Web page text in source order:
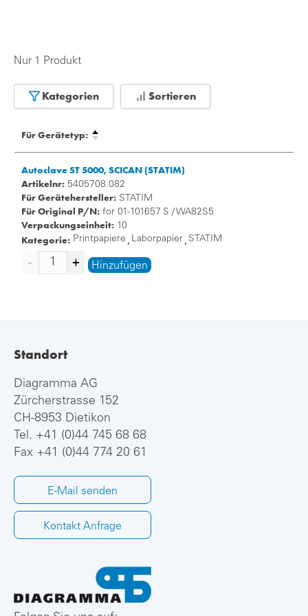
Nur 1 Produkt
Kategorien Sortieren
Für Gerätetyp:
Autoclave ST 5000, SCICAN (STATIM)
Artikelnr: 5405708.082
Für Gerätehersteller: STATIM
Für Original P/N: for 01-101657 S / WA82S5
Verpackungseinheit: 10
Kategorie: Printpapiere , Laborpapier , STATIM
Hinzufügen
Standort
Diagramma AG
Zürcherstrasse 152
CH-8953 Dietikon
Tel. +41 (0)44 745 68 68
Fax +41 (0)44 774 20 61
E-Mail senden
Kontakt Anfrage